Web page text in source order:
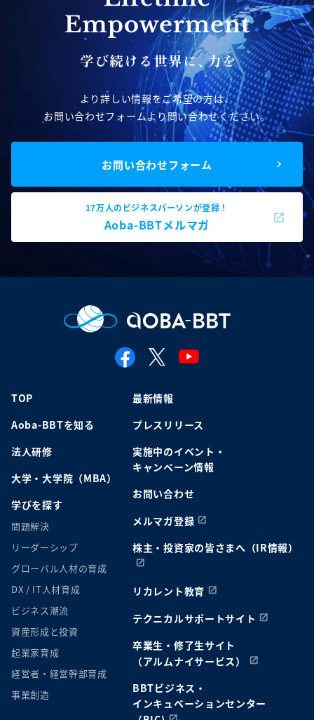
より詳しい情報をご希望の方は、
お問い合わせフォームより問い合わせください。
お問い合わせフォーム
17万人のビジネスパーソンが登録！
Aoba-BBTメルマガ
TOP
Aoba-BBTを知る
法人研修
大学・大学院（MBA）
学びを探す
問題解決
リーダーシップ
グローバル人材の育成
DX / IT人材育成
ビジネス潮流
資産形成と投資
起業家育成
経営者・経営幹部育成
事業創造
最新情報
プレスリリース
実施中のイベント・
キャンペーン情報
お問い合わせ
メルマガ登録
株主・投資家の皆さまへ（IR情報）
リカレント教育
テクニカルサポートサイト
卒業生・修了生サイト
（アルムナイサービス）
BBTビジネス・
インキュベーションセンター